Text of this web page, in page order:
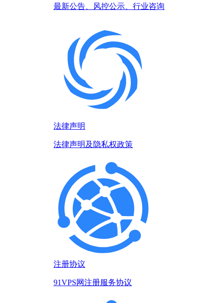
最新公告、风控公示、行业咨询
法律声明
法律声明及隐私权政策
注册协议
91VPS网注册服务协议